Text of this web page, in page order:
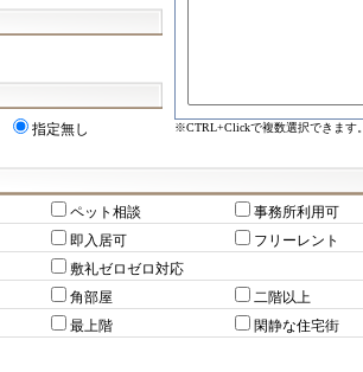
指定無し ※CTRL+Clickで複数選択できます。
ペット相談 事務所利用可
即入居可 フリーレント
敷礼ゼロゼロ対応
角部屋 二階以上
最上階 閑静な住宅街